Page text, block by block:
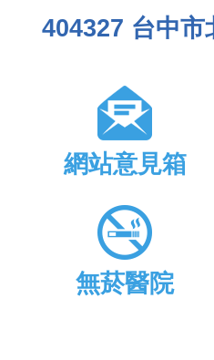
404327 台中市
網站意見箱
無菸醫院